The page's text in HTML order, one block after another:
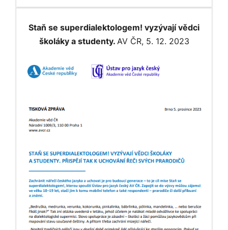
Staň se superdialektologem! vyzývají vědci
školáky a studenty. AV ČR, 5. 12. 2023